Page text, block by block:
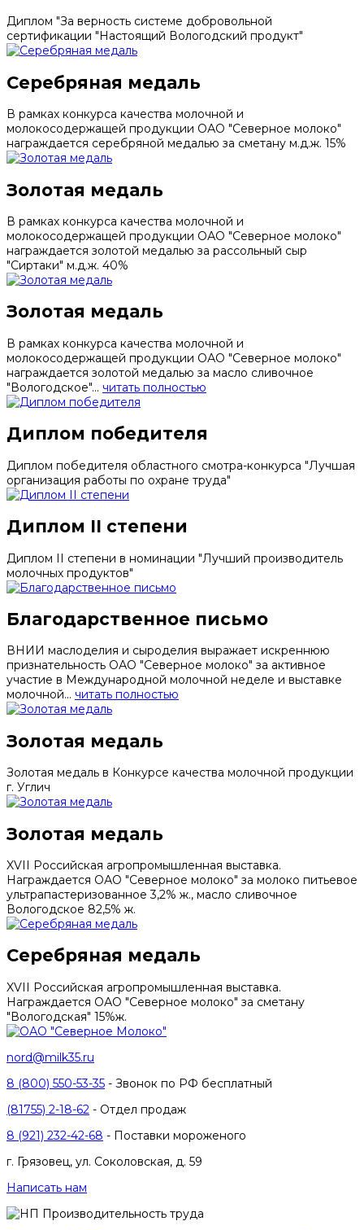
Диплом "За верность системе добровольной
сертификации "Настоящий Вологодский продукт"
Серебряная медаль
В рамках конкурса качества молочной и
молокосодержащей продукции ОАО "Северное молоко"
награждается серебряной медалью за сметану м.д.ж. 15%
Золотая медаль
В рамках конкурса качества молочной и
молокосодержащей продукции ОАО "Северное молоко"
награждается золотой медалью за рассольный сыр
"Сиртаки" м.д.ж. 40%
Золотая медаль
В рамках конкурса качества молочной и
молокосодержащей продукции ОАО "Северное молоко"
награждается золотой медалью за масло сливочное
"Вологодское"... читать полностью
Диплом победителя
Диплом победителя областного смотра-конкурса "Лучшая
организация работы по охране труда"
Диплом II степени
Диплом II степени в номинации "Лучший производитель
молочных продуктов"
Благодарственное письмо
ВНИИ маслоделия и сыроделия выражает искреннюю
признательность ОАО "Северное молоко" за активное
участие в Международной молочной неделе и выставке
молочной... читать полностью
Золотая медаль
Золотая медаль в Конкурсе качества молочной продукции
г. Углич
Золотая медаль
XVII Российская агропромышленная выставка.
Награждается ОАО "Северное молоко" за молоко питьевое
ультрапастеризованное 3,2% ж., масло сливочное
Вологодское 82,5% ж.
Серебряная медаль
XVII Российская агропромышленная выставка.
Награждается ОАО "Северное молоко" за сметану
"Вологодская" 15%ж.
nord@milk35.ru
8 (800) 550-53-35 - Звонок по РФ бесплатный
(81755) 2-18-62 - Отдел продаж
8 (921) 232-42-68 - Поставки мороженого
г. Грязовец, ул. Соколовская, д. 59
Написать нам